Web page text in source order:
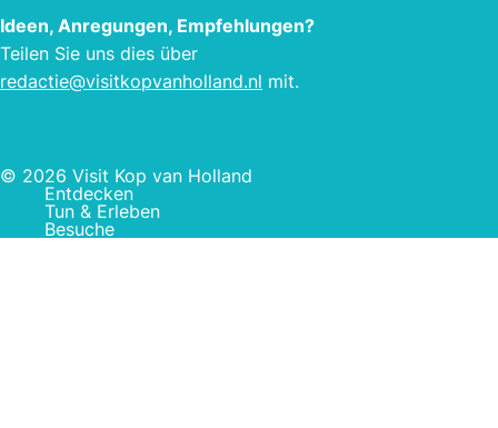
Ideen, Anregungen, Empfehlungen?
Teilen Sie uns dies über
redactie@visitkopvanholland.nl mit.
© 2026 Visit Kop van Holland
Entdecken
Tun & Erleben
Besuche